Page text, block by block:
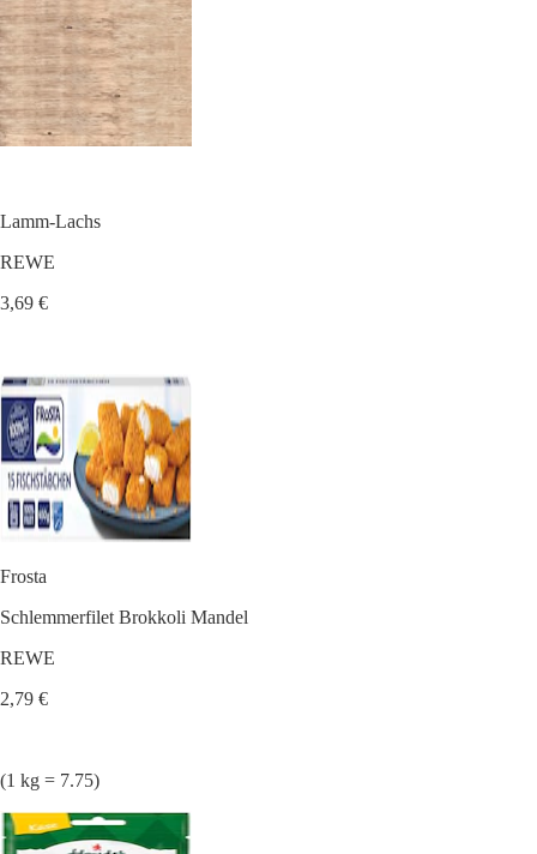
Lamm-Lachs
REWE
3,69 €
Frosta
Schlemmerfilet Brokkoli Mandel
REWE
2,79 €
(1 kg = 7.75)